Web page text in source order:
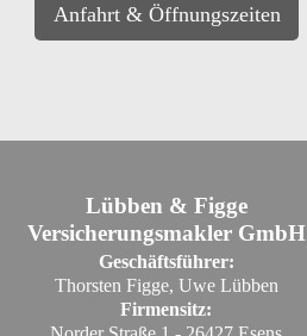
Anfahrt & Öffnungszeiten
Lübben & Figge
Versicherungsmakler GmbH
Geschäftsführer:
Thorsten Figge, Uwe Lübben
Firmensitz: